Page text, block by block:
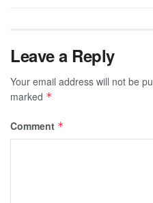
Leave a Reply
Your email address will not be
marked *
Comment *